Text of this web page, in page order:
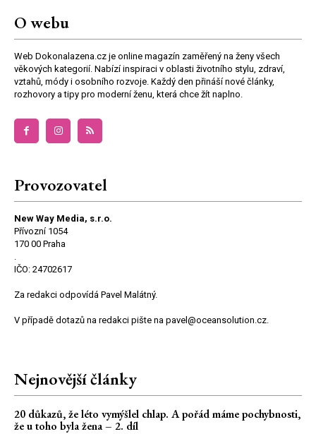
O webu
Web Dokonalazena.cz je online magazín zaměřený na ženy všech
věkových kategorií. Nabízí inspiraci v oblasti životního stylu, zdraví,
vztahů, módy i osobního rozvoje. Každý den přináší nové články,
rozhovory a tipy pro moderní ženu, která chce žít naplno.
Provozovatel
New Way Media, s.r.o.
Přívozní 1054
170 00 Praha
IČO: 24702617
Za redakci odpovídá Pavel Malátný.
V případě dotazů na redakci pište na pavel@oceansolution.cz.
Nejnovější články
20 důkazů, že léto vymýšlel chlap. A pořád máme pochybnosti,
že u toho byla žena – 2. díl